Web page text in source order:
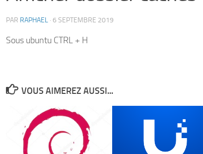
PAR RAPHAEL · 6 SEPTEMBRE 2019
Sous ubuntu CTRL + H
VOUS AIMEREZ AUSSI...